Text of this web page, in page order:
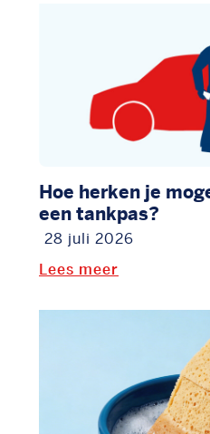
Hoe herken je
een tankpas?
28 juli 2026
Lees meer